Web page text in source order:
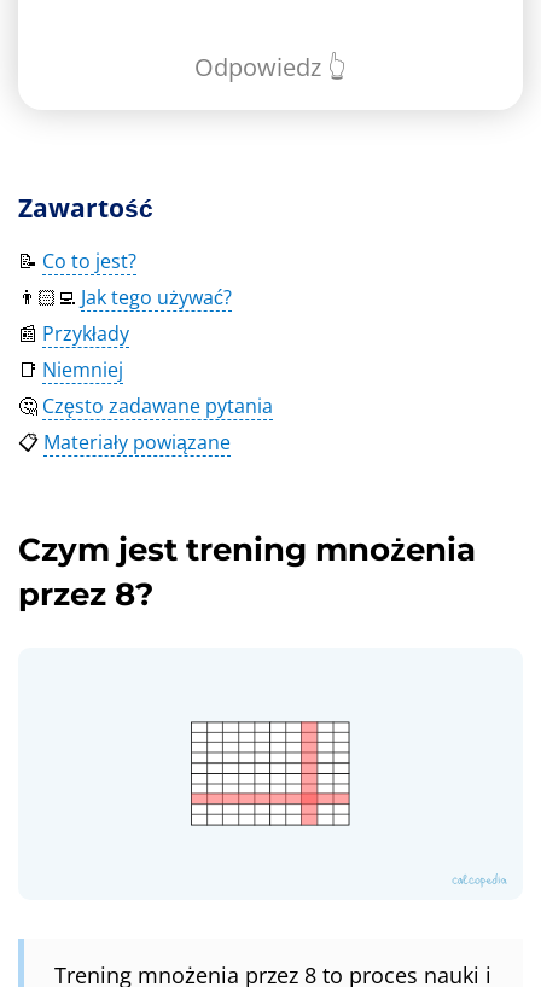
Odpowiedz 👆
Zawartość
📝 Co to jest?
👨🏻‍💻 Jak tego używać?
📰 Przykłady
📑 Niemniej
🤔 Często zadawane pytania
📋 Materiały powiązane
Czym jest trening mnożenia
przez 8?
Trening mnożenia przez 8 to proces nauki i